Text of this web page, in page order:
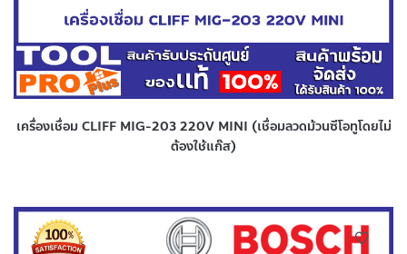
เครื่องเชื่อม CLIFF MIG-203 220V MINI (เชื่อมลวดม้วนซีโอทูโดยไม่
ต้องใช้แก๊ส)